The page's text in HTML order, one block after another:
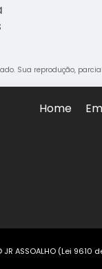
Sua reprodução,
Home
ASSOALHO (Lei 9610